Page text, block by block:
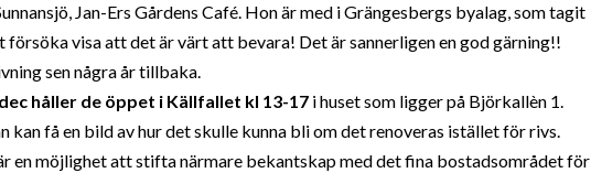
Jan-Ers Gårdens Café. Hon är med i Grängesbergs byalag, som tagit
visa att det är värt att bevara! Det är sannerligen en god gärning!!
sen några år tillbaka.
håller de öppet i Källfallet kl 13-17 i huset som ligger på Björkallèn 1.
kan få en bild av hur det skulle kunna bli om det renoveras istället för rivs.
en möjlighet att stifta närmare bekantskap med det fina bostadsområdet för